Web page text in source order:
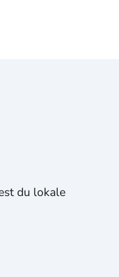
du lokale